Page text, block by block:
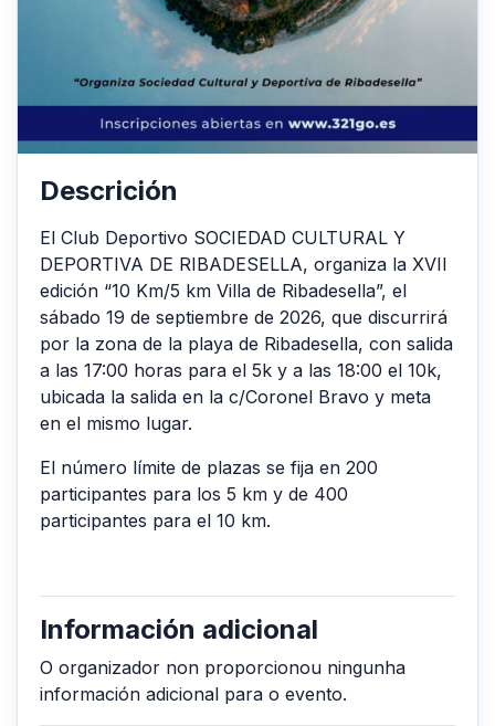
Descrición
El Club Deportivo SOCIEDAD CULTURAL Y
DEPORTIVA DE RIBADESELLA, organiza la XVII
edición “10 Km/5 km Villa de Ribadesella”, el
sábado 19 de septiembre de 2026, que discurrirá
por la zona de la playa de Ribadesella, con salida
a las 17:00 horas para el 5k y a las 18:00 el 10k,
ubicada la salida en la c/Coronel Bravo y meta
en el mismo lugar.
El número límite de plazas se fija en 200
participantes para los 5 km y de 400
participantes para el 10 km.
Información adicional
O organizador non proporcionou ningunha
información adicional para o evento.